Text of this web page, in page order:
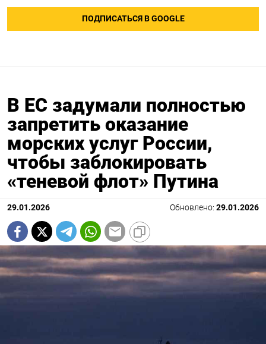
ПОДПИСАТЬСЯ В GOOGLE
В ЕС задумали полностью
запретить оказание
морских услуг России,
чтобы заблокировать
«теневой флот» Путина
29.01.2026 Обновлено: 29.01.2026